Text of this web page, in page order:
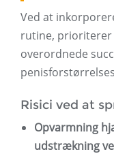
Ved at
rutine, prioriterer
overordnede
Risici ved at
Opvarmning
udstrækning